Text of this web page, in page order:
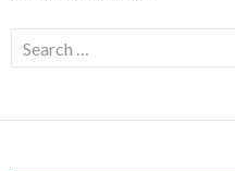
Search for: